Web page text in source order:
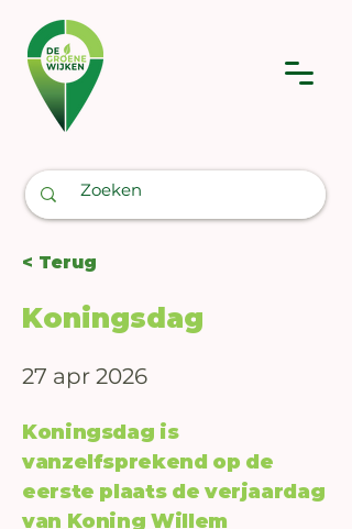
< Terug
Koningsdag
27 apr 2026
Koningsdag is
vanzelfsprekend op de
eerste plaats de verjaardag
van Koning Willem